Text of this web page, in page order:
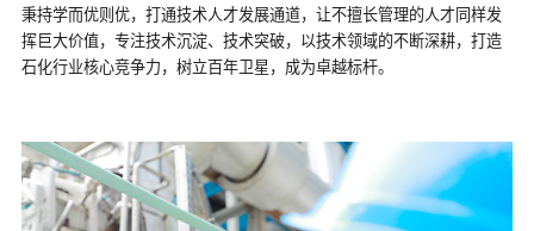
秉持学而优则优，打通技术人才发展通道，让不擅长管理的人才同样发
挥巨大价值，专注技术沉淀、技术突破，以技术领域的不断深耕，打造
石化行业核心竞争力，树立百年卫星，成为卓越标杆。